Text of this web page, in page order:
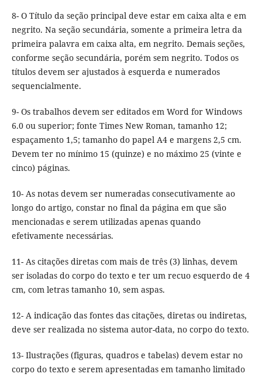
8- O Título da seção principal deve estar em caixa alta e em
negrito. Na seção secundária, somente a primeira letra da
primeira palavra em caixa alta, em negrito. Demais seções,
conforme seção secundária, porém sem negrito. Todos os
títulos devem ser ajustados à esquerda e numerados
sequencialmente.
9- Os trabalhos devem ser editados em Word for Windows
6.0 ou superior; fonte Times New Roman, tamanho 12;
espaçamento 1,5; tamanho do papel A4 e margens 2,5 cm.
Devem ter no mínimo 15 (quinze) e no máximo 25 (vinte e
cinco) páginas.
10- As notas devem ser numeradas consecutivamente ao
longo do artigo, constar no final da página em que são
mencionadas e serem utilizadas apenas quando
efetivamente necessárias.
11- As citações diretas com mais de três (3) linhas, devem
ser isoladas do corpo do texto e ter um recuo esquerdo de 4
cm, com letras tamanho 10, sem aspas.
12- A indicação das fontes das citações, diretas ou indiretas,
deve ser realizada no sistema autor-data, no corpo do texto.
13- Ilustrações (figuras, quadros e tabelas) devem estar no
corpo do texto e serem apresentadas em tamanho limitado